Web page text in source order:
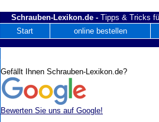
Schrauben-Lexikon.de - Tipps & Tricks
Start
online bestellen
Gefällt Ihnen Schrauben-Lexikon.de?
Bewerten Sie uns auf Google!